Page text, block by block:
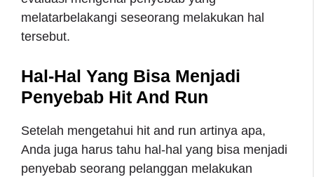
melatarbelakangi seseorang melakukan hal
tersebut.
Hal-Hal Yang Bisa Menjadi
Penyebab Hit And Run
Setelah mengetahui hit and run artinya apa,
Anda juga harus tahu hal-hal yang bisa menjadi
penyebab seorang pelanggan melakukan